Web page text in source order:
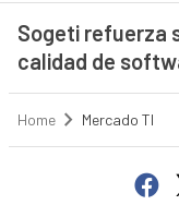
Sogeti refuerza
calidad de
Home Mercado TI